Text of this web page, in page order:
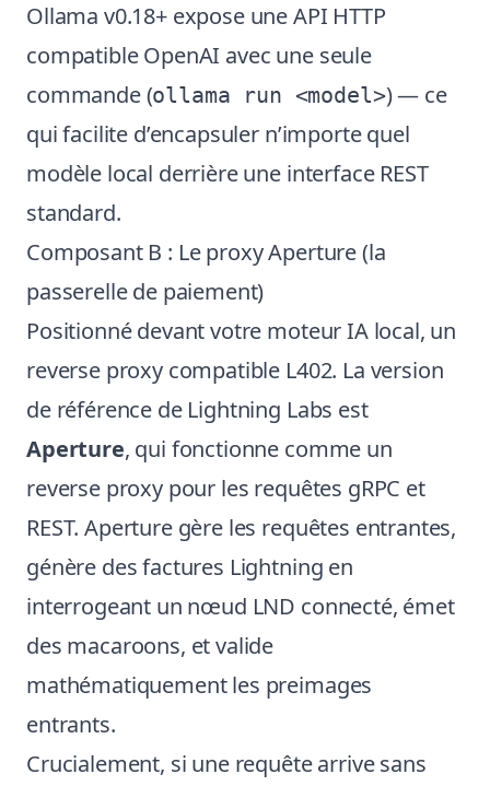
Ollama v0.18+ expose une API HTTP
compatible OpenAI avec une seule
commande (ollama run <model>) — ce
qui facilite d’encapsuler n’importe quel
modèle local derrière une interface REST
standard.
Composant B : Le proxy Aperture (la
passerelle de paiement)
Positionné devant votre moteur IA local, un
reverse proxy compatible L402. La version
de référence de Lightning Labs est
Aperture, qui fonctionne comme un
reverse proxy pour les requêtes gRPC et
REST. Aperture gère les requêtes entrantes,
génère des factures Lightning en
interrogeant un nœud LND connecté, émet
des macaroons, et valide
mathématiquement les preimages
entrants.
Crucialement, si une requête arrive sans